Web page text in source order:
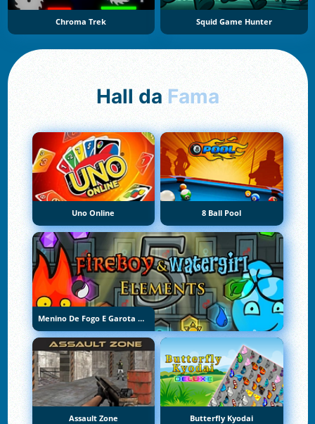
Chroma Trek Squid Game Hunter
Hall da Fama
Uno Online 8 Ball Pool
Menino De Fogo E Garota De Água 5: Elementos
Assault Zone Butterfly Kyodai